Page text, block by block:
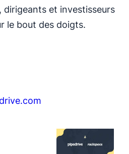
dirigeants et investisseurs
le bout des doigts.